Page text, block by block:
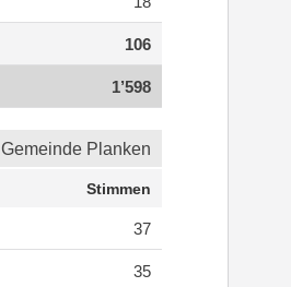
106
1’598
Gemeinde Planken
Stimmen
37
35